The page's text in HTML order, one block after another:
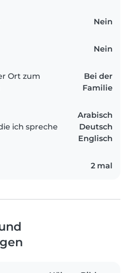
Nein
Nein
Ort zum
Bei der
Familie
ich spreche
Arabisch
Deutsch
Englisch
2 mal